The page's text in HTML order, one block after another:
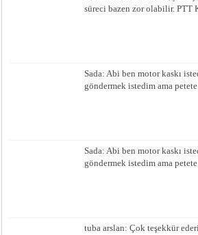
süreci bazen zor olabilir. PTT
Sada: Abi ben motor kaskı
göndermek istedim ama petete...
Sada: Abi ben motor kaskı
göndermek istedim ama petete...
tuba arslan: Çok teşekkür